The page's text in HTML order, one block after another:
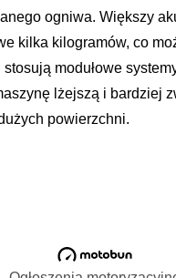
ogniwa. Większy
kilka kilogramów, co
modułowe
lżejszą i bardziej
powierzchni.